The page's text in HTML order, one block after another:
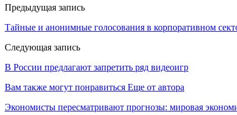
Предыдущая запись
Тайные и анонимные голосования в корпоративном
Следующая запись
В России предлагают запретить ряд видеоигр
Вам также могут понравиться Еще от автора
Экономисты пересматривают прогнозы: мировая